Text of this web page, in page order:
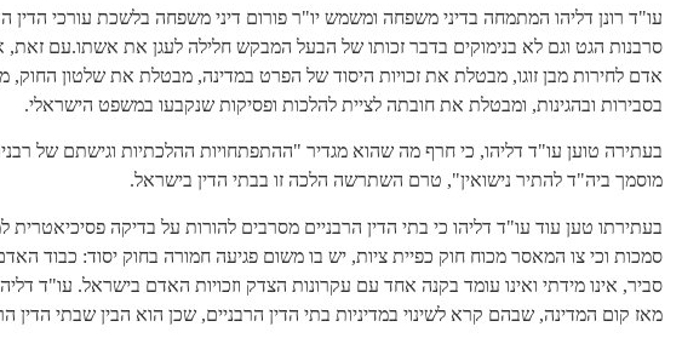
עו"ד רונן דליהו המתמחה בדיני משפחה ומשמש יו"ר פורום דיני משפחה בלשכת עורכי
סרבנות הגט וגם לא בנימוקים בדבר זכותו של הבעל המבקש חלילה לעגן את אשתו.עם זאת,
אדם לחירות מבן זוגו, מבטלת את זכויות היסוד של הפרט במדינה, מבטלת את שלטון
בסבירות ובהגינות, ומבטלת את חובתה לציית להלכות ופסיקות שנקבעו במשפט הישראלי.
בעתירה טוען עו"ד דליהו, כי חרף מה שהוא מגדיר "ההתפתחויות ההלכתיות וגישתם של
מוסמך ביה"ד להתיר נישואין", טרם השתרשה הלכה זו בבתי הדין בישראל.
בעתירתו טען עוד עו"ד דליהו כי בתי הדין הרבניים מסרבים להורות על בדיקה
סמכות וכי צו המאסר מכוח חוק כפיית ציות, יש בו משום פגיעה חמורה בחוק יסוד: כבוד
סביר, אינו מידתי ואינו עומד בקנה אחד עם עקרונות הצדק וזכויות האדם בישראל. עו"ד
מאז קום המדינה, שבהם קרא לשינוי במדיניות בתי הדין הרבניים, שכן הוא הבין שבתי הדין